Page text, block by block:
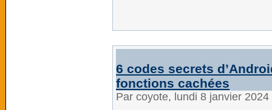
6 codes secrets
fonctions cachées
Par coyote, lundi 8 janvier